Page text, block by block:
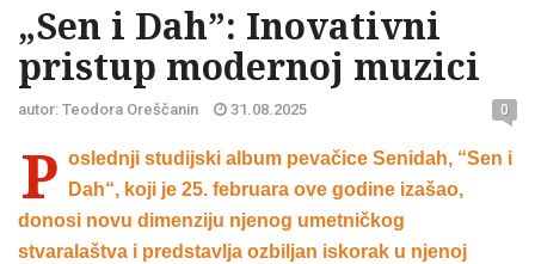
„Sen i Dah”: Inovativni
pristup modernoj muzici
autor: Teodora Oreščanin 31.08.2025 0
P oslednji studijski album pevačice Senidah, “Sen i
Dah“, koji je 25. februara ove godine izašao,
donosi novu dimenziju njenog umetničkog
stvaralaštva i predstavlja ozbiljan iskorak u njenoj